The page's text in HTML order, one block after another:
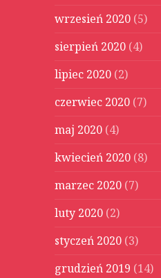
wrzesień 2020 (5)
sierpień 2020 (4)
lipiec 2020 (2)
czerwiec 2020 (7)
maj 2020 (4)
kwiecień 2020 (8)
marzec 2020 (7)
luty 2020 (2)
styczeń 2020 (3)
grudzień 2019 (14)